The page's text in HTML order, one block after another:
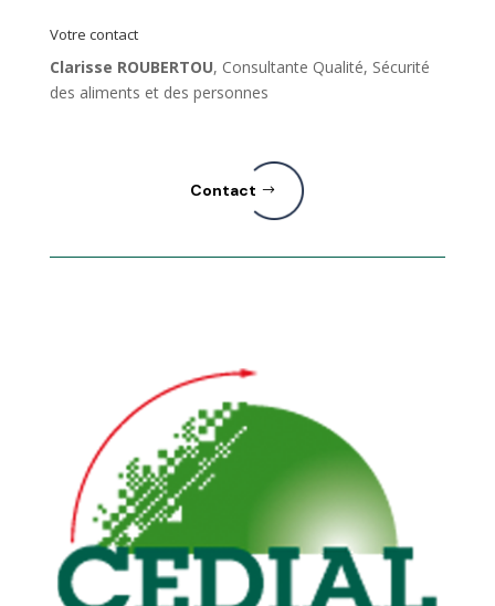
Votre contact
Clarisse ROUBERTOU, Consultante Qualité, Sécurité
des aliments et des personnes
Contact